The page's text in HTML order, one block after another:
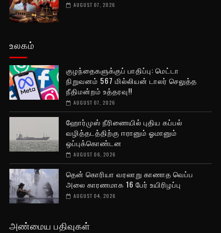
AUGUST 07, 2026
உலகம்
குழந்தைகளுக்குப் பாதிப்பு: மெட்டா
நிறுவனம் 567 மில்லியன் டாலர் செலுத்த
நீதிமன்றம் உத்தரவு!!
AUGUST 07, 2026
ஹோர்முஸ் நீரிணையில் புதிய கப்பல்
வழித்தடத்திற்கு ஈரானும் ஓமானும்
ஒப்புக்கொண்டன
AUGUST 06, 2026
தென் கொரியா வரலாறு காணாத வெப்ப
அலை காரணமாக 16 பேர் உயிரிழப்பு
AUGUST 04, 2026
அண்மைய பதிவுகள்